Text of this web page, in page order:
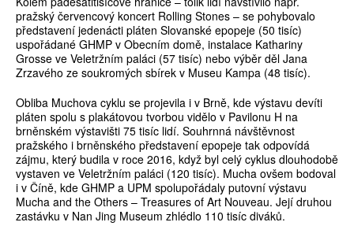
pražský červencový koncert Rolling Stones – se pohybovalo
představení jedenácti pláten Slovanské epopeje (50 tisíc)
uspořádané GHMP v Obecním domě, instalace Kathariny
Grosse ve Veletržním paláci (57 tisíc) nebo výběr děl Jana
Zrzavého ze soukromých sbírek v Museu Kampa (48 tisíc).
Obliba Muchova cyklu se projevila i v Brně, kde výstavu devíti
pláten spolu s plakátovou tvorbou vidělo v Pavilonu H na
brněnském výstavišti 75 tisíc lidí. Souhrnná návštěvnost
pražského i brněnského představení epopeje tak odpovídá
zájmu, který budila v roce 2016, když byl celý cyklus dlouhodobě
vystaven ve Veletržním paláci (120 tisíc). Mucha ovšem bodoval
i v Číně, kde GHMP a UPM spolupořádaly putovní výstavu
Mucha and the Others – Treasures of Art Nouveau. Její druhou
zastávku v Nan Jing Museum zhlédlo 110 tisíc diváků.